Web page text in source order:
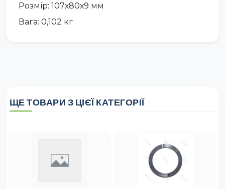
Розмір: 107х80х9 мм
Вага: 0,102 кг
ЩЕ ТОВАРИ З ЦІЄЇ КАТЕГОРІЇ